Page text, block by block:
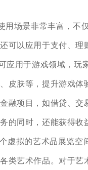
用场景非常丰富，不
可以应用于支付、理
应用于游戏领域，玩
皮肤等，提升游戏体
融项目，如借贷、交
的同时，还能获得收
虚拟的艺术品展览空
类艺术作品。对于艺